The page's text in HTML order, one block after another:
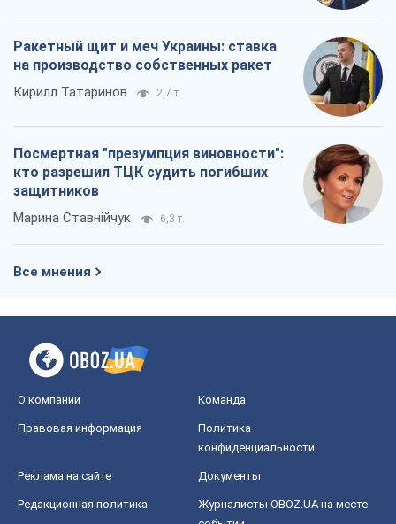
Ракетный щит и меч Украины: ставка
на производство собственных ракет
Кирилл Татаринов 2,7 т.
Посмертная "презумпция виновности":
кто разрешил ТЦК судить погибших
защитников
Марина Ставнійчук 6,3 т.
Все мнения
О компании Команда
Правовая информация
Политика
конфиденциальности
Реклама на сайте Документы
Редакционная политика
Журналисты OBOZ.UA на месте